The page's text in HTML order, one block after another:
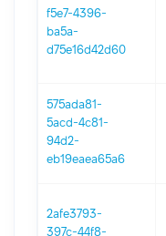
f5e7-4396-
ba5a-
d75e16d42d60
575ada81-
5acd-4c81-
94d2-
eb19eaea65a6
2afe3793-
397c-44f8-